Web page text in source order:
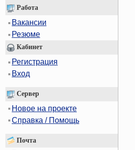
Работа
Вакансии
Резюме
Кабинет
Регистрация
Вход
Сервер
Новое на проекте
Справка / Помощь
Почта